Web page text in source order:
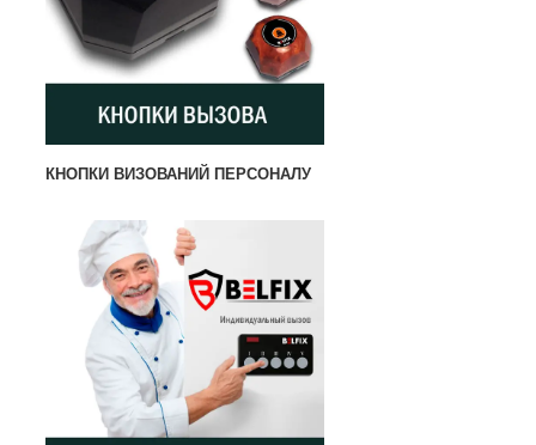
КНОПКИ ВИЗОВАНИЙ ПЕРСОНАЛУ